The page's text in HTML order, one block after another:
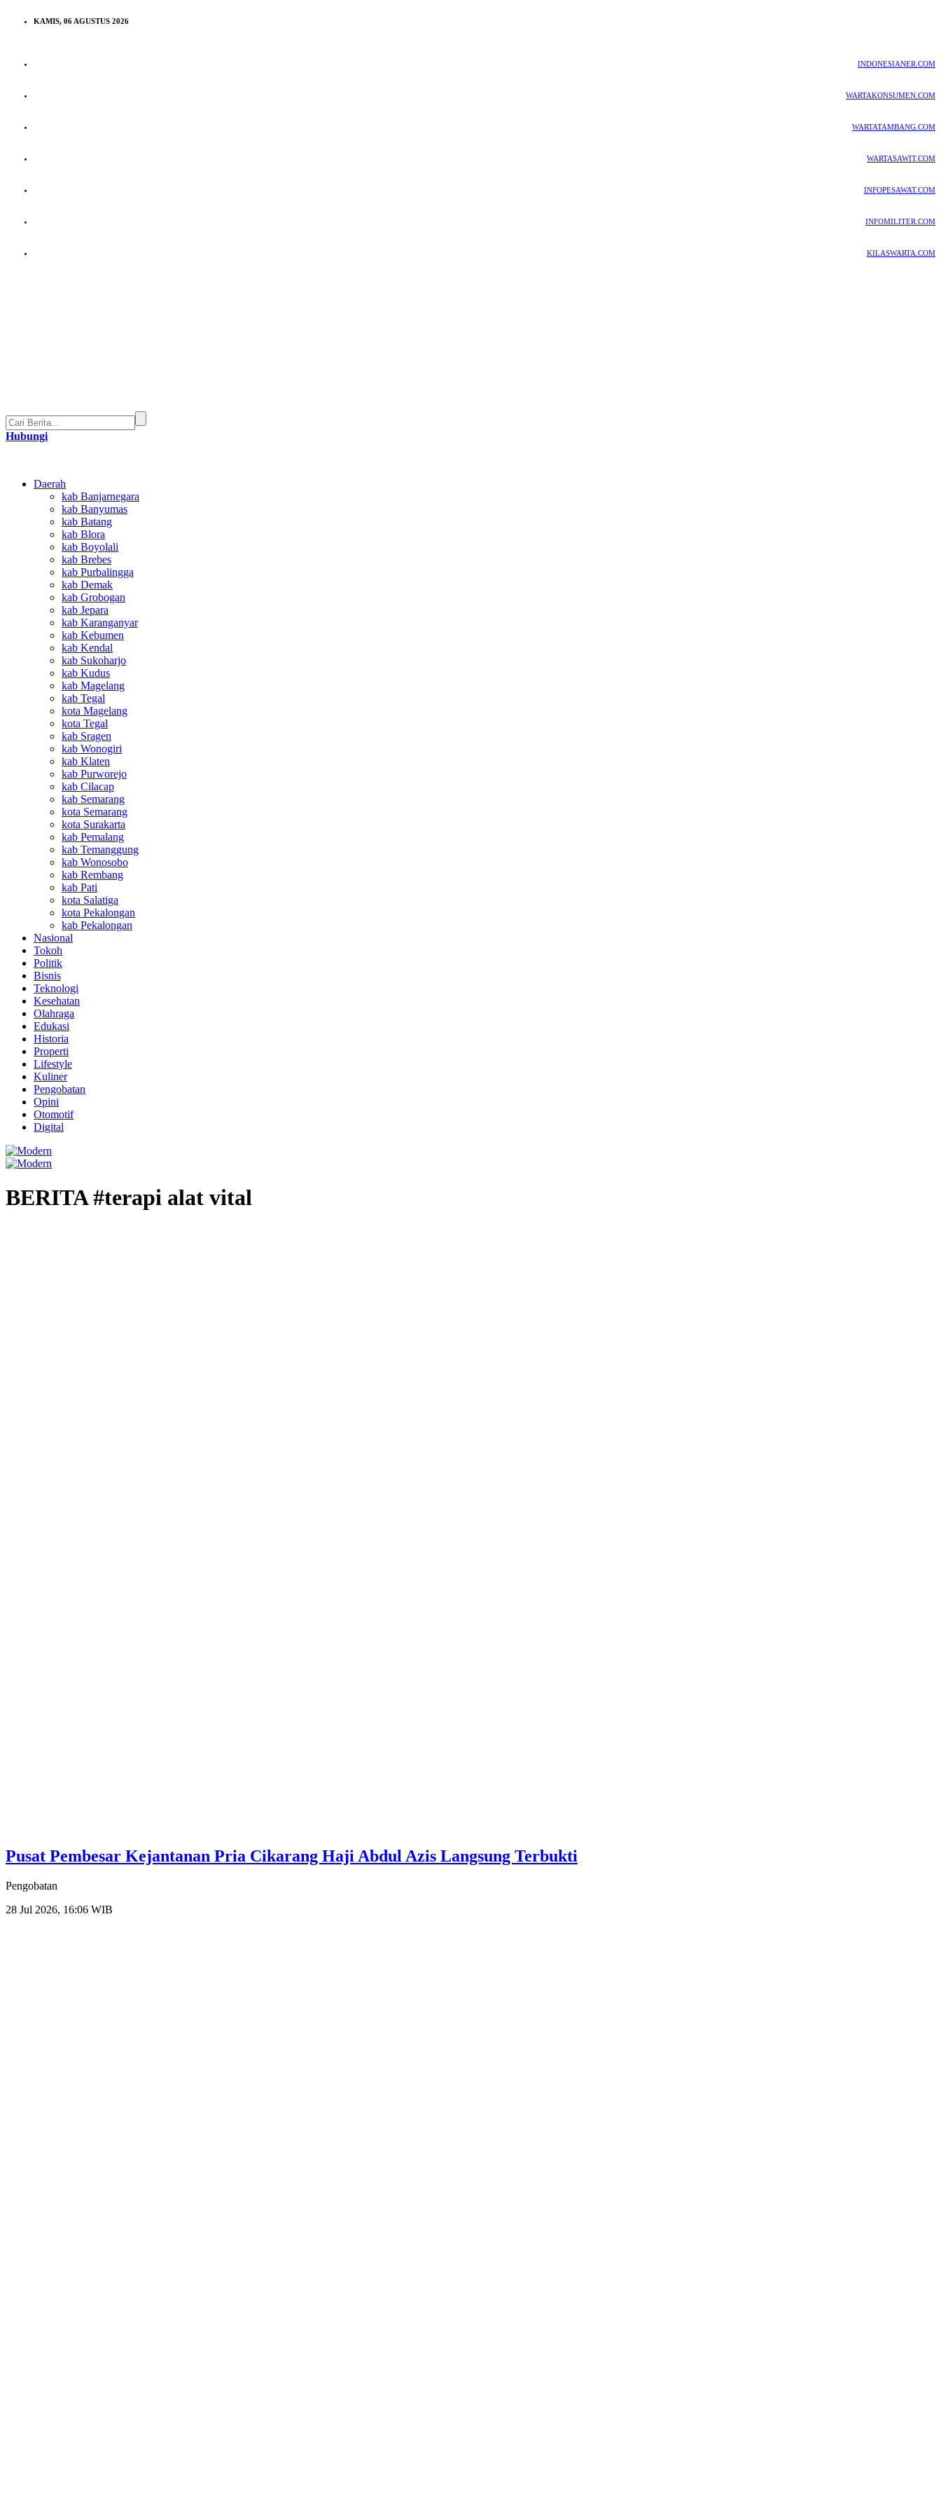
KAMIS, 06 AGUSTUS 2026
INDONESIANER.COM
WARTAKONSUMEN.COM
WARTATAMBANG.COM
WARTASAWIT.COM
INFOPESAWAT.COM
INFOMILITER.COM
KILASWARTA.COM
Hubungi
Daerah
kab Banjarnegara
kab Banyumas
kab Batang
kab Blora
kab Boyolali
kab Brebes
kab Purbalingga
kab Demak
kab Grobogan
kab Jepara
kab Karanganyar
kab Kebumen
kab Kendal
kab Sukoharjo
kab Kudus
kab Magelang
kab Tegal
kota Magelang
kota Tegal
kab Sragen
kab Wonogiri
kab Klaten
kab Purworejo
kab Cilacap
kab Semarang
kota Semarang
kota Surakarta
kab Pemalang
kab Temanggung
kab Wonosobo
kab Rembang
kab Pati
kota Salatiga
kota Pekalongan
kab Pekalongan
Nasional
Tokoh
Politik
Bisnis
Teknologi
Kesehatan
Olahraga
Edukasi
Historia
Properti
Lifestyle
Kuliner
Pengobatan
Opini
Otomotif
Digital
BERITA #terapi alat vital
Pusat Pembesar Kejantanan Pria Cikarang Haji Abdul Azis Langsung Terbukti
Pengobatan
28 Jul 2026, 16:06 WIB